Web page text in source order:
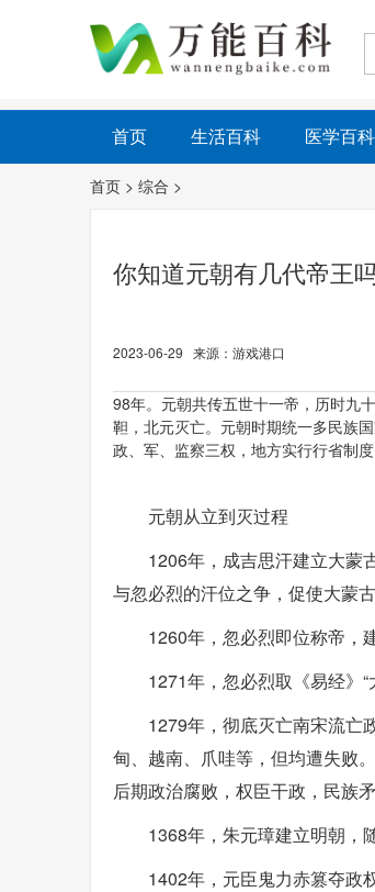
首页 生活百科 医学百科
首页 > 综合 >
你知道元朝有几代帝王
2023-06-29 来源：游戏港口
98年。元朝共传五世十一帝，历时九
靼，北元灭亡。元朝时期统一多民族
政、军、监察三权，地方实行行省制
元朝从立到灭过程
1206年，成吉思汗建立大蒙
与忽必烈的汗位之争，促使大蒙古
1260年，忽必烈即位称帝，
1271年，忽必烈取《易经》“
1279年，彻底灭亡南宋流亡
甸、越南、爪哇等，但均遭失败
后期政治腐败，权臣干政，民族
1368年，朱元璋建立明朝，
1402年，元臣鬼力赤篡夺政